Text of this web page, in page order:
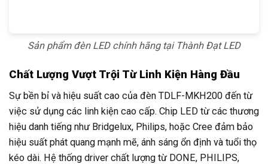
Sản phẩm đèn LED chính hãng tại Thành Đạt LED
Chất Lượng Vượt Trội Từ Linh Kiện Hàng Đầu
Sự bền bỉ và hiệu suất cao của đèn TDLF-MKH200 đến từ
việc sử dụng các linh kiện cao cấp. Chip LED từ các thương
hiệu danh tiếng như Bridgelux, Philips, hoặc Cree đảm bảo
hiệu suất phát quang mạnh mẽ, ánh sáng ổn định và tuổi thọ
kéo dài. Hệ thống driver chất lượng từ DONE, PHILIPS,